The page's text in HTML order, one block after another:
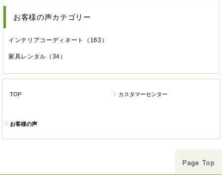
お客様の声カテゴリー
インテリアコーディネート （163）
家具レンタル （34）
TOP カスタマーセンター
お客様の声
Page Top